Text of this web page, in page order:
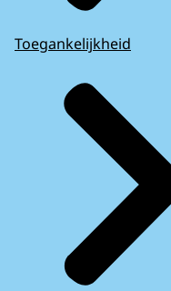
Toegankelijkheid